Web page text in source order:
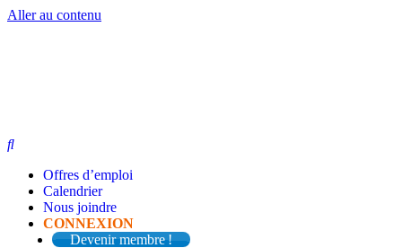
Aller au contenu
Offres d’emploi
Calendrier
Nous joindre
CONNEXION
Devenir membre !